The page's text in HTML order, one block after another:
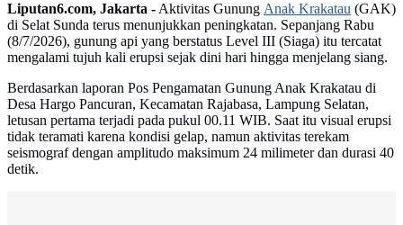
Liputan6.com, Jakarta -Aktivitas Gunung Anak Krakatau (GAK)
di Selat Sunda terus menunjukkan peningkatan. Sepanjang Rabu
(8/7/2026), gunung api yang berstatus Level III (Siaga) itu tercatat
mengalami tujuh kali erupsi sejak dini hari hingga menjelang siang.
Berdasarkan laporan Pos Pengamatan Gunung Anak Krakatau di
Desa Hargo Pancuran, Kecamatan Rajabasa, Lampung Selatan,
letusan pertama terjadi pada pukul 00.11 WIB. Saat itu visual erupsi
tidak teramati karena kondisi gelap, namun aktivitas terekam
seismograf dengan amplitudo maksimum 24 milimeter dan durasi 40
detik.